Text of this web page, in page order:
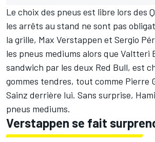
Le choix des pneus est libre lors des
les arrêts au stand ne sont pas
la grille, Max Verstappen et Sergio
les pneus mediums alors que Valtteri
sandwich par les deux Red Bull, est
gommes tendres, tout comme Pierre
Sainz derrière lui. Sans surprise,
pneus mediums.
Verstappen se fait